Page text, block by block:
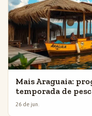
Mais Araguaia:
temporada de
26 de jun.